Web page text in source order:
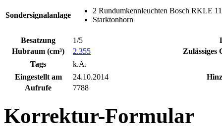
Sondersignalanlage
2 Rundumkennleuchten Bosch RKLE
Starktonhorn
Besatzung 1/5
Hubraum (cm³)
2.355
Zulässiges
Tags
k.A.
Eingestellt am
24.10.2014
Aufrufe
7788
Korrektur-Formular